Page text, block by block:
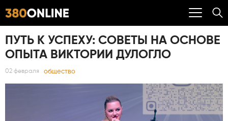
ПУТЬ К УСПЕХУ: СОВЕТЫ НА ОСНОВЕ
ОПЫТА ВИКТОРИИ ДУЛОГЛО
02 февраля общество